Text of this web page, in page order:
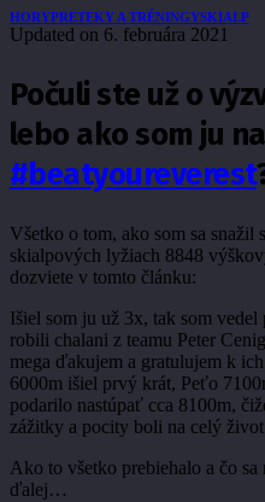
HORYPRETEKY A TRÉNINGYSKIALP
Updated on 6. februára 2021
Počuli ste už o
lebo ako som ju
#beatyoureverest
Všetko o tom, ako som sa snažil
skialpových lyžiach 8848
dozviete v tomto článku:
Išiel som ju už 3x, tak som
robili chalani z teamu Peter
mega ďakujem a gratulujem k
6000m išiel prvý krát, Peťo
podarilo nastúpať cca 8100m,
zážitky a pocity boli na celý
Ako to všetko prebiehalo a čo
ďalej…